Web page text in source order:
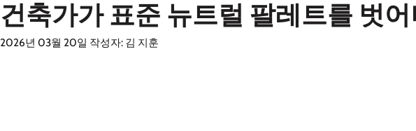
기
건축가가 표준 뉴트럴 팔레트를 벗
2026년 03월 20일 작성자: 김 지훈